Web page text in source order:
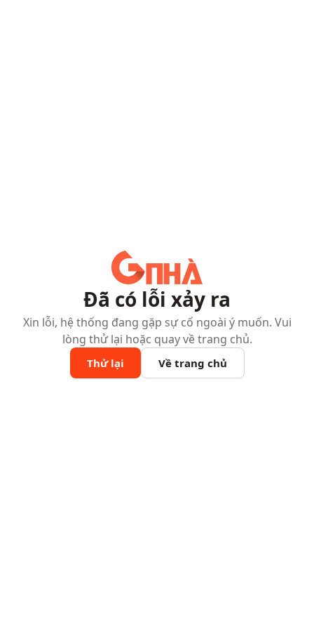
Đã có lỗi xảy ra
Xin lỗi, hệ thống đang gặp sự cố ngoài ý muốn. Vui
lòng thử lại hoặc quay về trang chủ.
Thử lại Về trang chủ